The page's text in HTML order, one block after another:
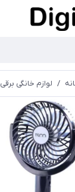
/ لوازم خانگی برقی